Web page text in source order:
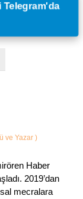
Telegram'da
ve Yazar )
Haber
2019’dan
mecralara